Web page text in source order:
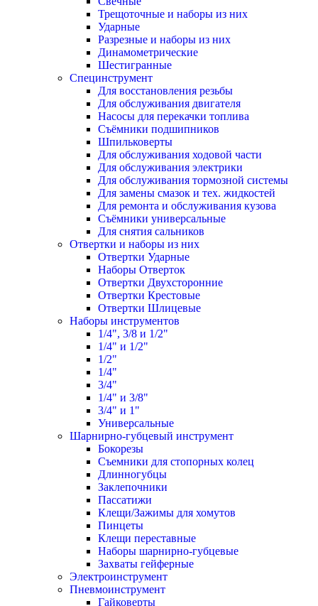
Трещоточные и наборы из них
Ударные
Разрезные и наборы из них
Динамометрические
Шестигранные
Специнструмент
Для восстановления резьбы
Для обслуживания двигателя
Насосы для перекачки топлива
Съёмники подшипников
Шпильковерты
Для обслуживания ходовой части
Для обслуживания электрики
Для обслуживания тормозной системы
Для замены смазок и тех. жидкостей
Для ремонта и обслуживания кузова
Съёмники универсальные
Для снятия сальников
Отвертки и наборы из них
Отвертки Ударные
Наборы Отверток
Отвертки Двухсторонние
Отвертки Крестовые
Отвертки Шлицевые
Наборы инструментов
1/4", 3/8 и 1/2"
1/4" и 1/2"
1/2"
1/4"
3/4"
1/4" и 3/8"
3/4" и 1"
Универсальные
Шарнирно-губцевый инструмент
Бокорезы
Съемники для стопорных колец
Длинногубцы
Заклепочники
Пассатижи
Клещи/Зажимы для хомутов
Пинцеты
Клещи переставные
Наборы шарнирно-губцевые
Захваты гейферные
Электроинструмент
Пневмоинструмент
Гайковерты